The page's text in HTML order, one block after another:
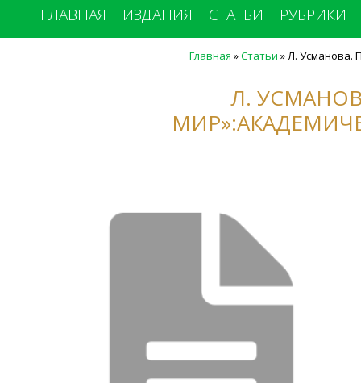
ГЛАВНАЯ ИЗДАНИЯ СТАТЬИ РУБРИКИ
Главная »Статьи »Л. Усманова.
Л.